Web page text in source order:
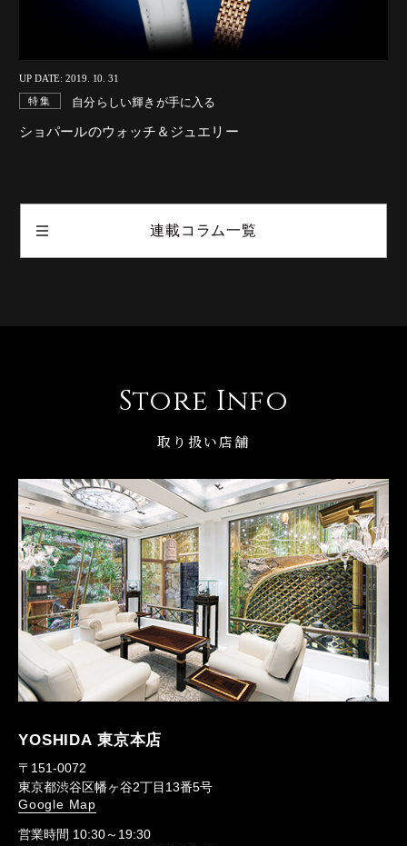
UP DATE: 2019. 10. 31
特集 自分らしい輝きが手に入る
ショパールのウォッチ＆ジュエリー
連載コラム一覧
Store Info
取り扱い店舗
YOSHIDA 東京本店
〒151-0072
東京都渋谷区幡ヶ谷2丁目13番5号
Google Map
営業時間 10:30～19:30